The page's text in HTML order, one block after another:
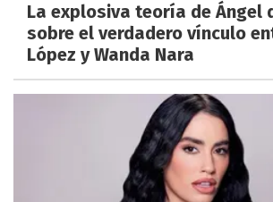
La explosiva teoría de Ángel
sobre el verdadero vínculo
López y Wanda Nara